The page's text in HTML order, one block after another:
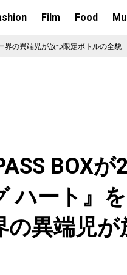
Film Food
界の異端児が放つ限定ボトルの全貌
BOX
ハート』
異端児